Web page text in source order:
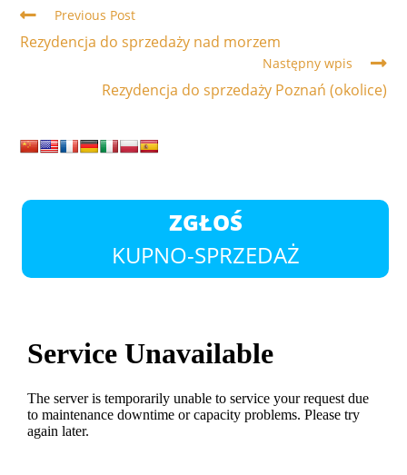
Read
articles
Previous Post
Rezydencja do sprzedaży nad morzem
Następny wpis
Rezydencja do sprzedaży Poznań (okolice)
ZGŁOŚ
KUPNO-SPRZEDAŻ